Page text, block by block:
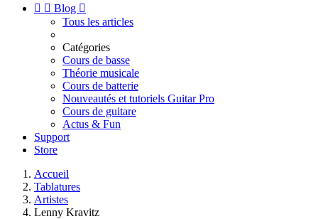
  Blog 
Tous les articles
Catégories
Cours de basse
Théorie musicale
Cours de batterie
Nouveautés et tutoriels Guitar Pro
Cours de guitare
Actus & Fun
Support
Store
Accueil
Tablatures
Artistes
Lenny Kravitz